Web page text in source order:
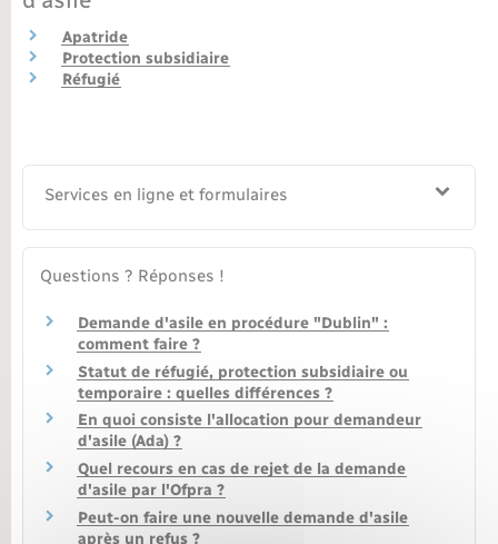
Tourisme
Nouvel habitant
Numérique
Organisation d’événement
Sécurité - Prévention
Seniors
Transports
Voirie et espace public
Apatride
Protection subsidiaire
Réfugié
Services en ligne et formulaires
Questions ? Réponses !
Demande d'asile en procédure "Dublin" :
comment faire ?
Statut de réfugié, protection subsidiaire ou
temporaire : quelles différences ?
En quoi consiste l'allocation pour demandeur
d'asile (Ada) ?
Quel recours en cas de rejet de la demande
d'asile par l'Ofpra ?
Peut-on faire une nouvelle demande d'asile
après un refus ?